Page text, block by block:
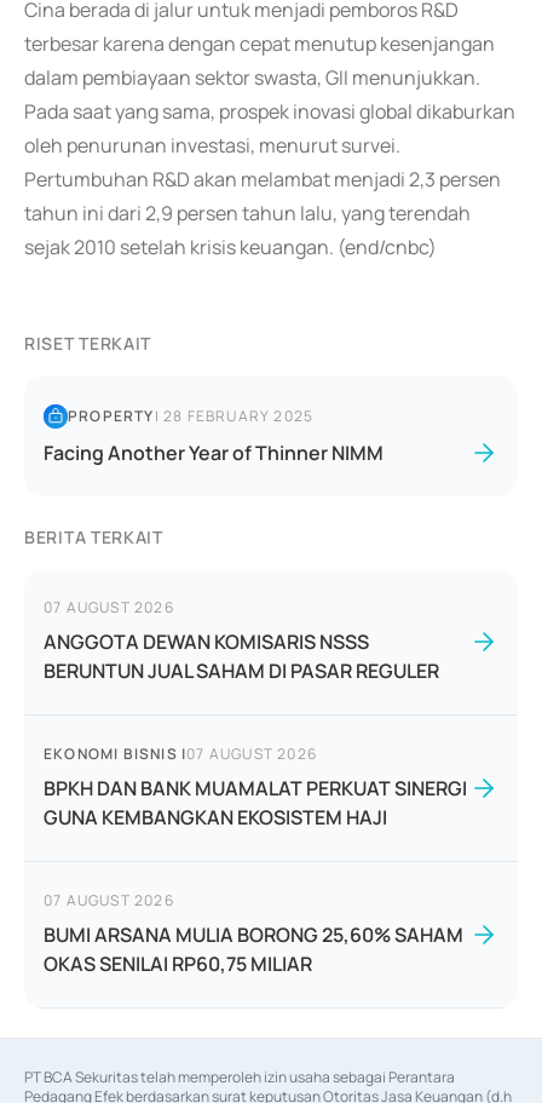
Cina berada di jalur untuk menjadi pemboros R&D
terbesar karena dengan cepat menutup kesenjangan
dalam pembiayaan sektor swasta, GII menunjukkan.
Pada saat yang sama, prospek inovasi global dikaburkan
oleh penurunan investasi, menurut survei.
Pertumbuhan R&D akan melambat menjadi 2,3 persen
tahun ini dari 2,9 persen tahun lalu, yang terendah
sejak 2010 setelah krisis keuangan. (end/cnbc)
RISET TERKAIT
PROPERTY|28 FEBRUARY 2025
Facing Another Year of Thinner NIMM
BERITA TERKAIT
07 AUGUST 2026
ANGGOTA DEWAN KOMISARIS NSSS
BERUNTUN JUAL SAHAM DI PASAR REGULER
EKONOMI BISNIS |07 AUGUST 2026
BPKH DAN BANK MUAMALAT PERKUAT SINERGI
GUNA KEMBANGKAN EKOSISTEM HAJI
07 AUGUST 2026
BUMI ARSANA MULIA BORONG 25,60% SAHAM
OKAS SENILAI RP60,75 MILIAR
PT BCA Sekuritas telah memperoleh izin usaha sebagai Perantara
Pedagang Efek berdasarkan surat keputusan Otoritas Jasa Keuangan (d.h